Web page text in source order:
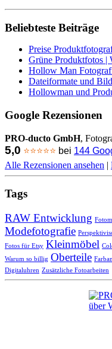
Beliebteste Beiträge
Preise
Grüne Produktfotos |
Hollow Man
Dateiformate und
Hollowman und
Google Rezensionen
PRO-ducto GmbH,
5,0 ⭐⭐⭐⭐⭐ bei 144
Alle Rezensionen ansehen |
Tags
RAW Entwicklung
Modefotografie
Fotos für Etsy Kleinmöbel
Warum so billig Oberteile
Digitaluhren Zusätzliche Fotoarbeiten